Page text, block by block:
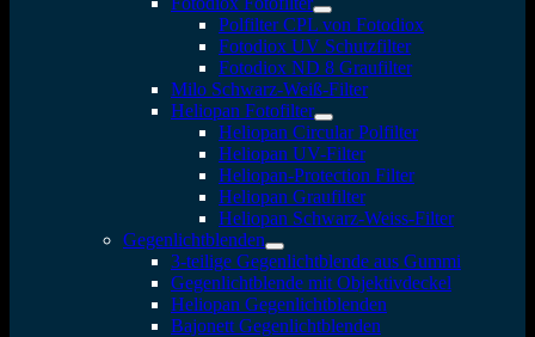
Polfilter CPL von Fotodiox
Fotodiox UV Schutzfilter
Fotodiox ND 8 Graufilter
Milo Schwarz-Weiß-Filter
Heliopan Fotofilter
Heliopan Circular Polfilter
Heliopan UV-Filter
Heliopan-Protection Filter
Heliopan Graufilter
Heliopan Schwarz-Weiss-Filter
Gegenlichtblenden
3-teilige Gegenlichtblende aus Gummi
Gegenlichtblende mit Objektivdeckel
Heliopan Gegenlichtblenden
Bajonett Gegenlichtblenden